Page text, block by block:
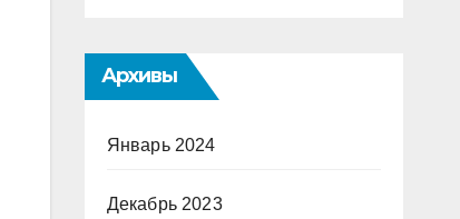
Архивы
Январь 2024
Декабрь 2023